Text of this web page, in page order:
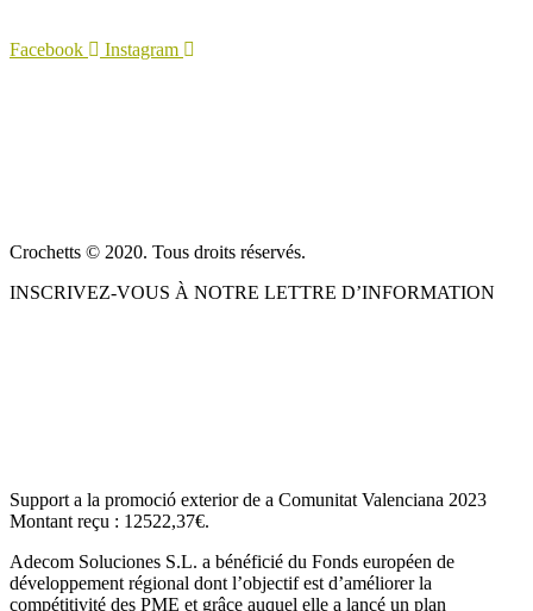
Facebook
Instagram
Crochetts © 2020. Tous droits réservés.
INSCRIVEZ-VOUS À NOTRE LETTRE D’INFORMATION
Support a la promoció exterior de a Comunitat Valenciana 2023
Montant reçu : 12522,37€.
Adecom Soluciones S.L. a bénéficié du Fonds européen de
développement régional dont l’objectif est d’améliorer la
compétitivité des PME et grâce auquel elle a lancé un plan